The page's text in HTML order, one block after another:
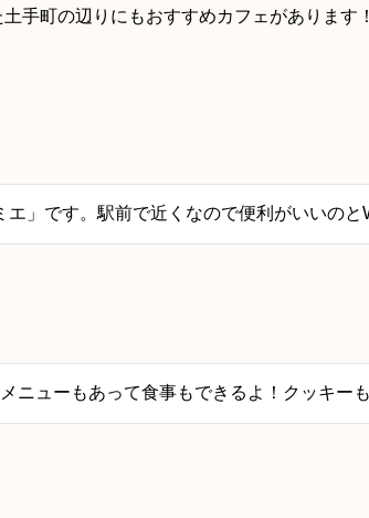
手町の辺りにもおすすめカフェがあります
」です。駅前で近くなので便利がいいの
ニューもあって食事もできるよ！クッキ